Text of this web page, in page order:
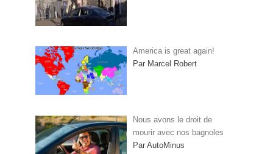
America is great again!
Par Marcel Robert
Nous avons le droit de
mourir avec nos bagnoles
Par AutoMinus